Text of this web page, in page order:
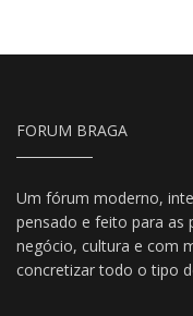
FORUM BRAGA
Um fórum moderno,
pensado e feito para as
negócio, cultura e com
concretizar todo o tipo